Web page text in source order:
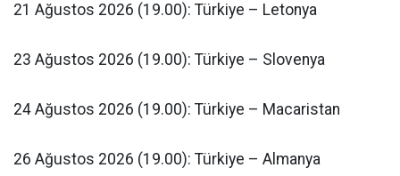
21 Ağustos 2026 (19.00): Türkiye – Letonya
23 Ağustos 2026 (19.00): Türkiye – Slovenya
24 Ağustos 2026 (19.00): Türkiye – Macaristan
26 Ağustos 2026 (19.00): Türkiye – Almanya